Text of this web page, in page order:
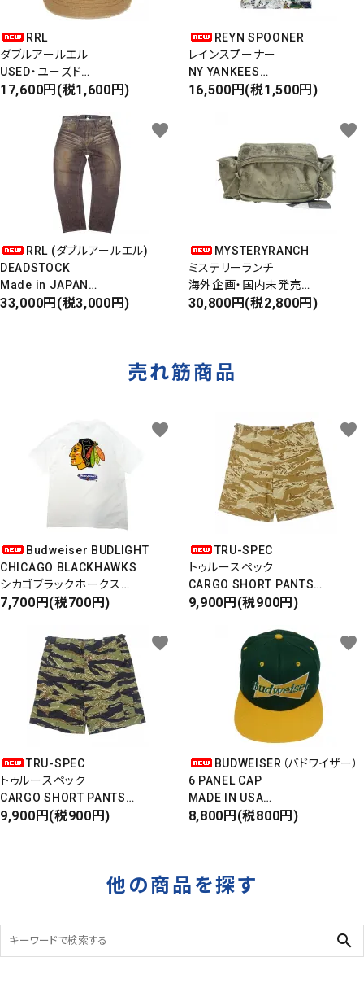
RRL
ダブルアールエル
USED・ユーズド
6PANEL CAP
17,600円(税1,600円)
REYN SPOONER
レインスプーナー
NY YANKEES
ニューヨークヤンキース
16,500円(税1,500円)
RRL (ダブルアールエル)
DEADSTOCK
Made in JAPAN
DAMAGE DENIM PANTS
33,000円(税3,000円)
favorite
MYSTERYRANCH
ミステリーランチ
海外企画・国内未発売
WAIST BAG
30,800円(税2,800円)
favorite
売れ筋商品
Budweiser BUDLIGHT
CHICAGO BLACKHAWKS
シカゴブラックホークス
半袖Tシャツ
7,700円(税700円)
favorite
TRU-SPEC
トゥルースペック
CARGO SHORT PANTS
カーゴショートパンツ
タイガーカモ
9,900円(税900円)
favorite
TRU-SPEC
トゥルースペック
CARGO SHORT PANTS
カーゴショートパンツ
9,900円(税900円)
favorite
BUDWEISER（バドワイザー）
6 PANEL CAP
MADE IN USA
Front Design
8,800円(税800円)
favorite
他の商品を探す
search